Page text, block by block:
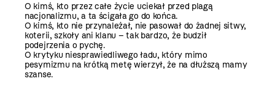
O kimś, kto przez całe życie uciekał przed plagą
nacjonalizmu, a ta ścigała go do końca.
O kimś, kto nie przynależał, nie pasował do żadnej sitwy,
koterii, szkoły ani klanu – tak bardzo, że budził
podejrzenia o pychę.
O krytyku niesprawiedliwego ładu, który mimo
pesymizmu na krótką metę wierzył, że na dłuższą mamy
szanse.